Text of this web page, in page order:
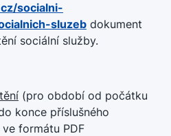
socialni-
sluzeb dokument
sociální služby.
(pro období od počátku
konce příslušného
formátu PDF